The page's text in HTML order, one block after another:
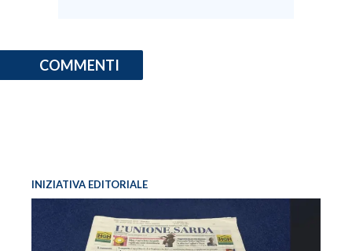
COMMENTI
INIZIATIVA EDITORIALE